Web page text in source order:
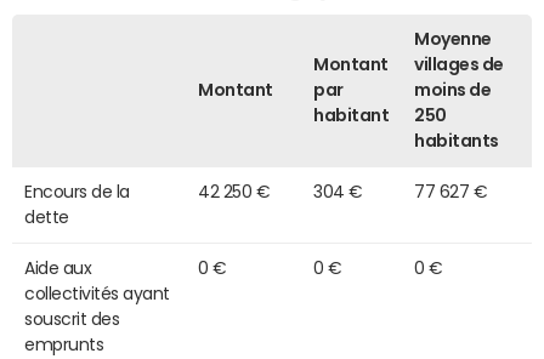
Montant
Montant
par
habitant
Moyenne
villages de
moins de
250
habitants
Encours de la
dette
42 250 € 304 € 77 627 €
Aide aux
collectivités ayant
souscrit des
emprunts
0 € 0 € 0 €